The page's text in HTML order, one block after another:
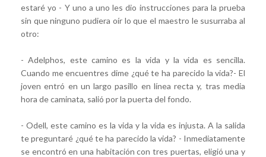
estaré yo - Y uno a uno les dio instrucciones para la prueba
sin que ninguno pudiera oír lo que el maestro le susurraba al
otro:
- Adelphos, este camino es la vida y la vida es sencilla.
Cuando me encuentres dime ¿qué te ha parecido la vida?- El
joven entró en un largo pasillo en línea recta y, tras media
hora de caminata, salió por la puerta del fondo.
- Odell, este camino es la vida y la vida es injusta. A la salida
te preguntaré ¿qué te ha parecido la vida? - Inmediatamente
se encontró en una habitación con tres puertas, eligió una y